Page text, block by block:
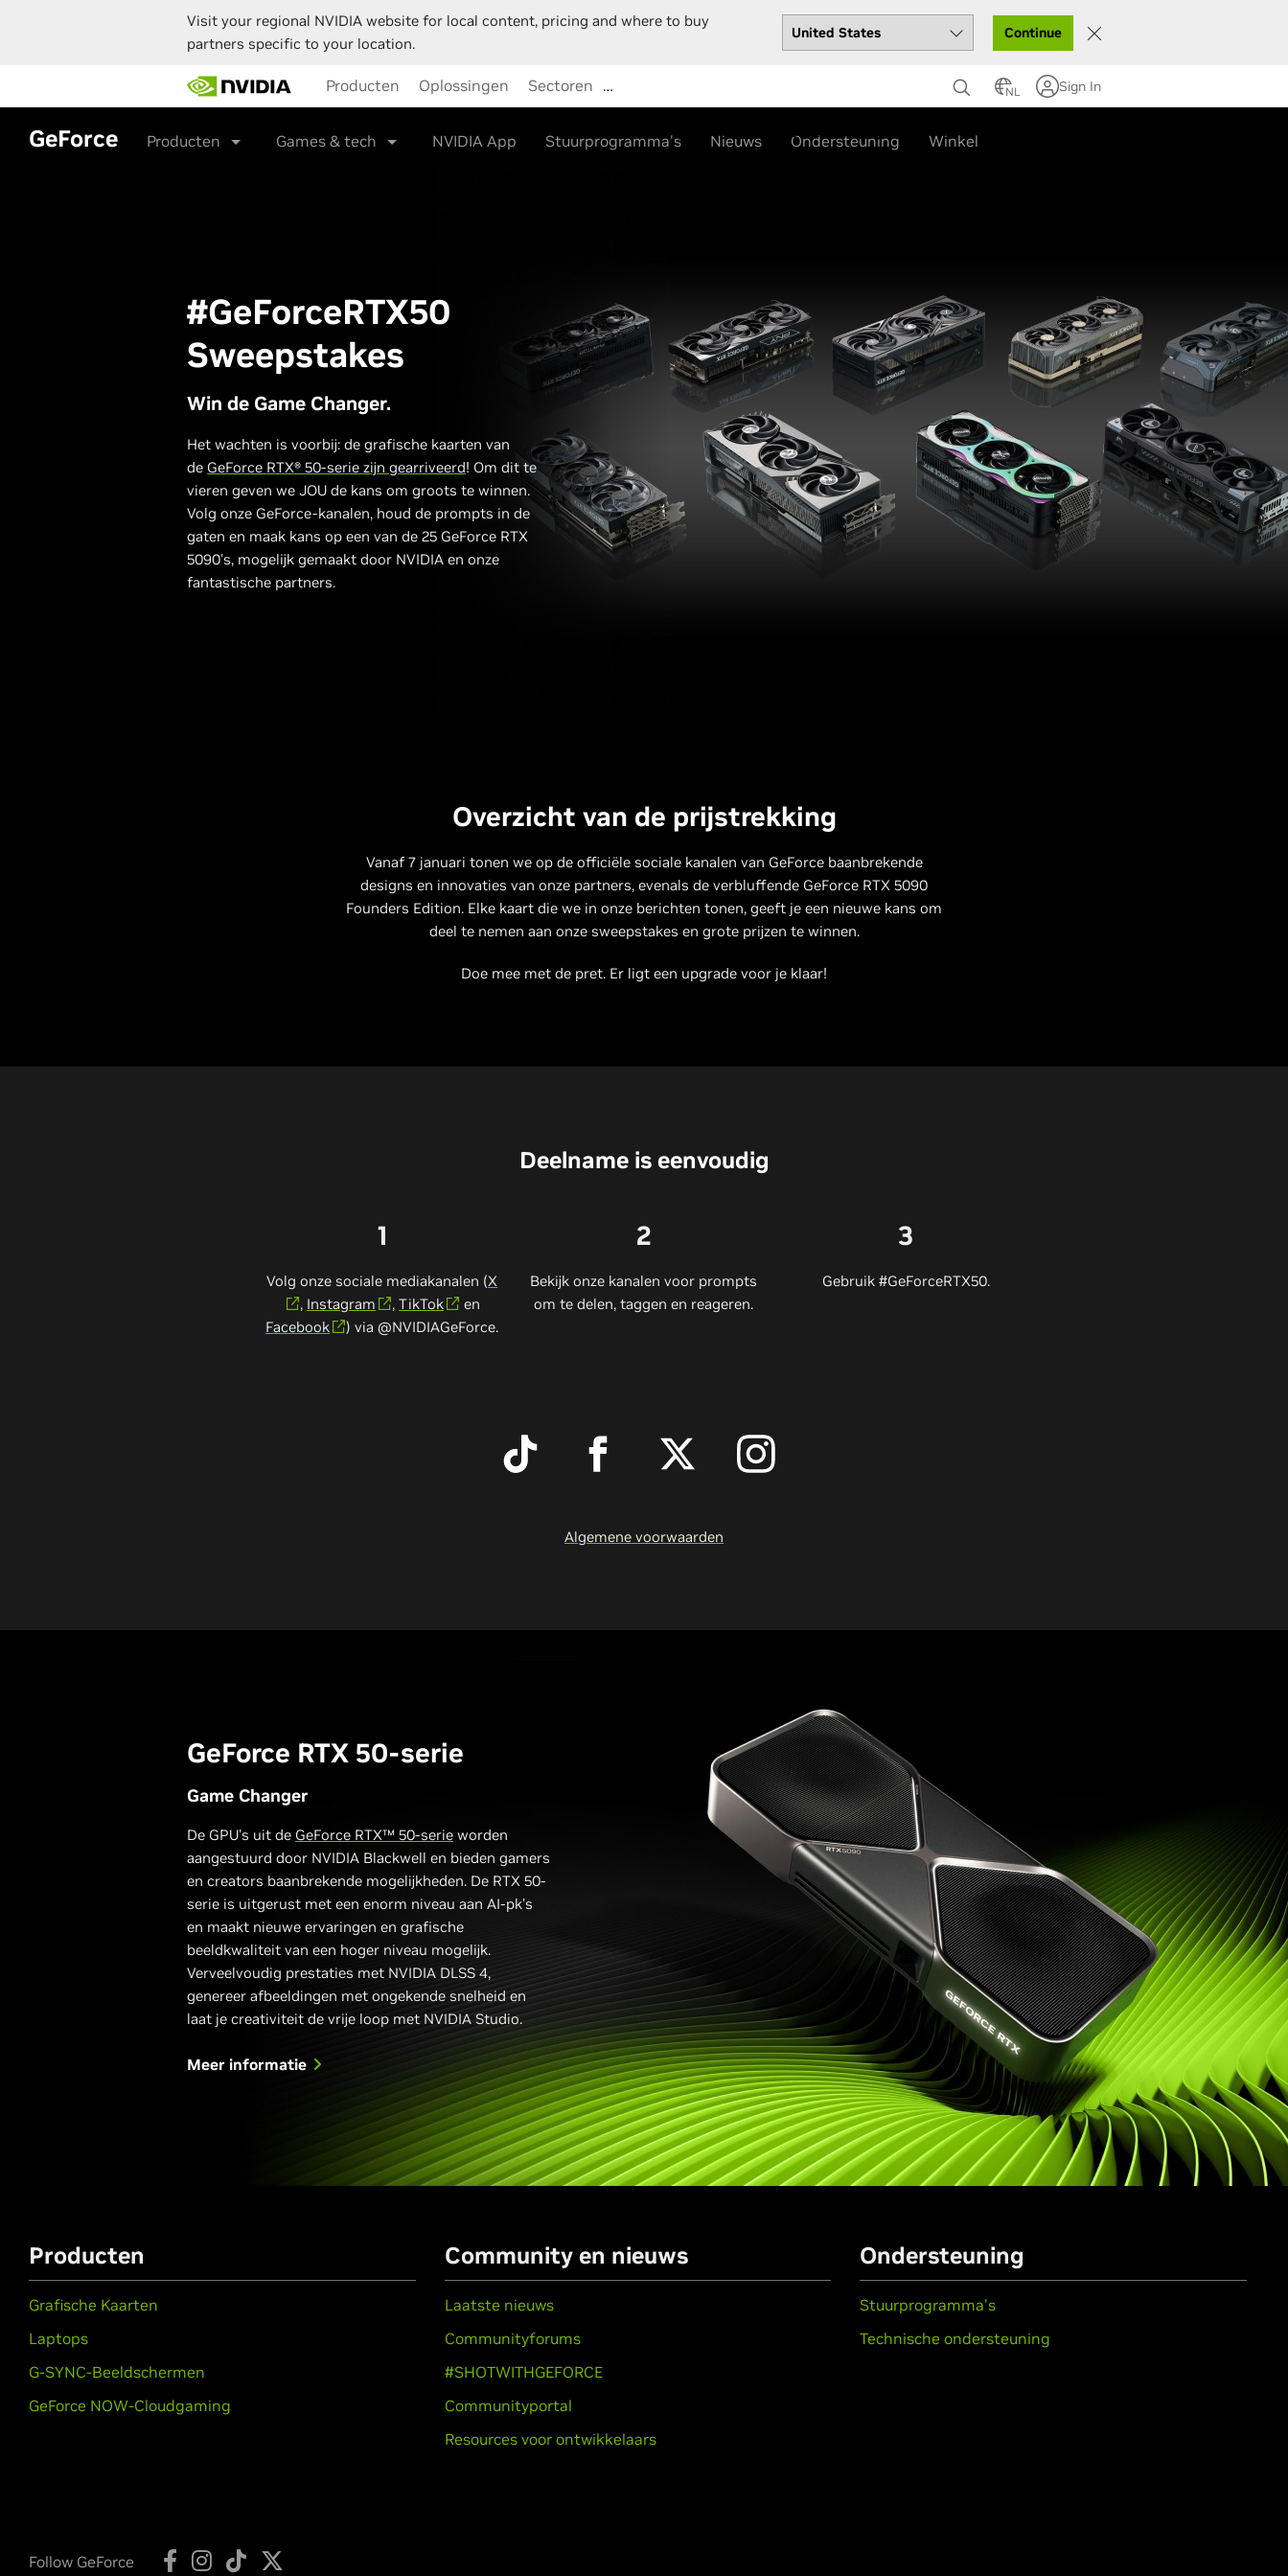
Visit your regional NVIDIA website for local content, pricing and where to buy
partners specific to your location.
Continue
main
content
Producten Oplossingen Sectoren …
Stuurprogramma's Ondersteuning
NL Sign In
GeForce Producten Games & tech NVIDIA App Stuurprogramma's Nieuws Ondersteuning Winkel
#GeForceRTX50
Sweepstakes
Win de Game Changer.
Het wachten is voorbij: de grafische kaarten van
de GeForce RTX® 50-serie zijn gearriveerd! Om dit te
vieren geven we JOU de kans om groots te winnen.
Volg onze GeForce-kanalen, houd de prompts in de
gaten en maak kans op een van de 25 GeForce RTX
5090's, mogelijk gemaakt door NVIDIA en onze
fantastische partners.
Overzicht van de prijstrekking
Vanaf 7 januari tonen we op de officiële sociale kanalen van GeForce baanbrekende
designs en innovaties van onze partners, evenals de verbluffende GeForce RTX 5090
Founders Edition. Elke kaart die we in onze berichten tonen, geeft je een nieuwe kans om
deel te nemen aan onze sweepstakes en grote prijzen te winnen.
Doe mee met de pret. Er ligt een upgrade voor je klaar!
Deelname is eenvoudig
1
Volg onze sociale mediakanalen (X
, Instagram ,TikTok
en
Facebook
) via @NVIDIAGeForce.
2
Bekijk onze kanalen voor prompts
om te delen, taggen en reageren.
3
Gebruik #GeForceRTX50.
Algemene voorwaarden
GeForce RTX 50-serie
Game Changer
De GPU's uit de GeForce RTX™ 50-serie worden
aangestuurd door NVIDIA Blackwell en bieden gamers
en creators baanbrekende mogelijkheden. De RTX 50-
serie is uitgerust met een enorm niveau aan AI-pk's
en maakt nieuwe ervaringen en grafische
beeldkwaliteit van een hoger niveau mogelijk.
Verveelvoudig prestaties met NVIDIA DLSS 4,
genereer afbeeldingen met ongekende snelheid en
laat je creativiteit de vrije loop met NVIDIA Studio.
Meer informatie
Producten
Grafische Kaarten
Laptops
G-SYNC-Beeldschermen
GeForce NOW-Cloudgaming
Community en nieuws
Laatste nieuws
Communityforums
#SHOTWITHGEFORCE
Communityportal
Resources voor ontwikkelaars
Ondersteuning
Stuurprogramma's
Technische ondersteuning
Follow GeForce